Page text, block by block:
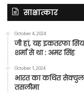
साक्षात्कार
October 4, 2024
जी हां, यह इकतरफा
शर्मा से था : अमर सिंह
October 1, 2024
भारत का कथित
तसलीमा